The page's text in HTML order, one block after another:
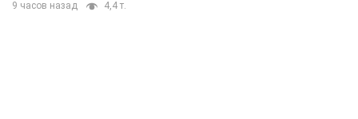
9 часов назад 4,4 т.